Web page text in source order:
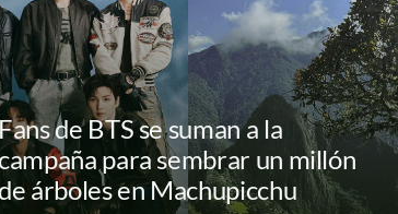
de BTS se suman a la
campaña para sembrar un millón
árboles en Machupicchu